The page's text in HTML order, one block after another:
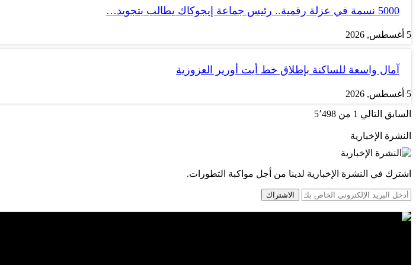
5000 نسمة في عزلة رقمية.. رئيس جماعة إيجوكاك يطالب بتجويد…
5 أغسطس, 2026
آمال واسعة للساكنة بإطلاق خط أيت أورير العزوزية
5 أغسطس, 2026
السابق التالي 1 من 5٬498
النشرة الإخبارية
اشترك في النشرة الإخبارية لدينا من أجل مواكبة التطورات.
الاشتراك